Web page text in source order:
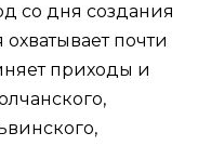
со дня создания
почти
приходы и